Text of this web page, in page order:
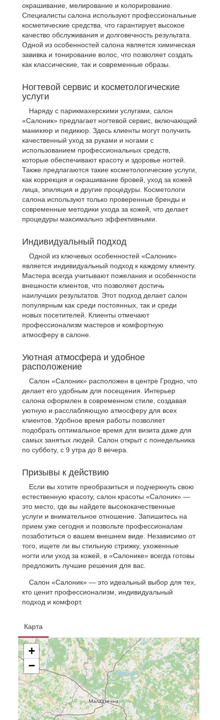
окрашивание, мелирование и колорирование.
Специалисты салона используют профессиональные
косметические средства, что гарантирует высокое
качество обслуживания и долговечность результата.
Одной из особенностей салона является химическая
завивка и тонирование волос, что позволяет создать
как классические, так и современные образы.
Ногтевой сервис и косметологические
услуги
Наряду с парикмахерскими услугами, салон
«Салоник» предлагает ногтевой сервис, включающий
маникюр и педикюр. Здесь клиенты могут получить
качественный уход за руками и ногами с
использованием профессиональных средств,
которые обеспечивают красоту и здоровье ногтей.
Также предлагаются такие косметологические услуги,
как коррекция и окрашивание бровей, уход за кожей
лица, эпиляция и другие процедуры. Косметологи
салона используют только проверенные бренды и
современные методики ухода за кожей, что делает
процедуры максимально эффективными.
Индивидуальный подход
Одной из ключевых особенностей «Салоник»
является индивидуальный подход к каждому клиенту.
Мастера всегда учитывают пожелания и особенности
внешности клиентов, что позволяет достичь
наилучших результатов. Этот подход делает салон
популярным как среди постоянных, так и среди
новых посетителей. Клиенты отмечают
профессионализм мастеров и комфортную
атмосферу в салоне.
Уютная атмосфера и удобное
расположение
Салон «Салоник» расположен в центре Гродно, что
делает его удобным для посещения. Интерьер
салона оформлен в современном стиле, создавая
уютную и расслабляющую атмосферу для всех
клиентов. Удобное время работы позволяет
подобрать оптимальное время для визита даже для
самых занятых людей. Салон открыт с понедельника
по субботу, с 9 утра до 8 вечера.
Призывы к действию
Если вы хотите преобразиться и подчеркнуть свою
естественную красоту, салон красоты «Салоник» —
это место, где вы найдете высококачественные
услуги и внимательное отношение. Запишитесь на
прием уже сегодня и позвольте профессионалам
позаботиться о вашем внешнем виде. Независимо от
того, ищете ли вы стильную стрижку, ухоженные
ногти или уход за кожей, в «Салонике» всегда готовы
предложить лучшие решения для вас.
Салон «Салоник» — это идеальный выбор для тех,
кто ценит профессионализм, индивидуальный
подход и комфорт.
Карта
+
−